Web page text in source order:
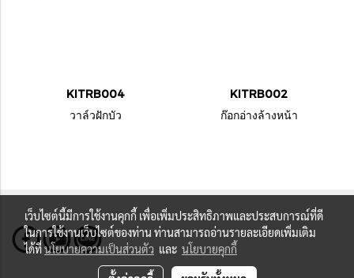
KITRB004
วาล์วฝักบัว
KITRB002
ก๊อกอ่างล้างหน้า
เว็บไซต์นี้มีการใช้งานคุกกี้ เพื่อเพิ่มประสิทธิภาพและประสบการณ์ที่ดี
ในการใช้งานเว็บไซต์ของท่าน ท่านสามารถอ่านรายละเอียดเพิ่มเติม
ได้ที่นโยบายความเป็นส่วนตัว และ นโยบายคุกกี้